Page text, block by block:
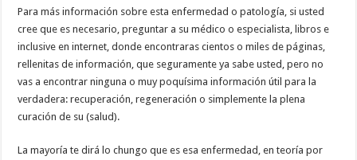
Para más información sobre esta enfermedad o patología, si usted
cree que es necesario, preguntar a su médico o especialista, libros e
inclusive en internet, donde encontraras cientos o miles de páginas,
rellenitas de información, que seguramente ya sabe usted, pero no
vas a encontrar ninguna o muy poquísima información útil para la
verdadera: recuperación, regeneración o simplemente la plena
curación de su (salud).
La mayoría te dirá lo chungo que es esa enfermedad, en teoría por